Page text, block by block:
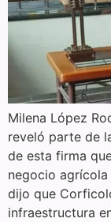
Milena López
reveló parte de
de esta firma
negocio
dijo que
infraestructura